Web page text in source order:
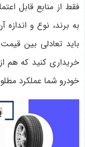
فقط از منابع قابل
به برند، نوع و
باید تعادلی بین
خریداری کنید که هم
خودرو شما عملکرد